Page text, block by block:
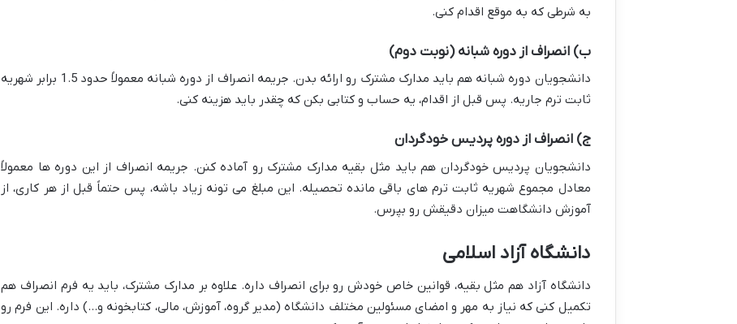
به شرطی که به موقع اقدام کنی.
ب) انصراف از دوره شبانه (نوبت دوم)
دانشجویان دوره شبانه هم باید مدارک مشترک رو ارائه بدن. جریمه انصراف از دوره شبانه معمولاً حدود 1.5 برابر شهریه
ثابت ترم جاریه. پس قبل از اقدام، یه حساب و کتابی بکن که چقدر باید هزینه کنی.
ج) انصراف از دوره پردیس خودگردان
دانشجویان پردیس خودگردان هم باید مثل بقیه مدارک مشترک رو آماده کنن. جریمه انصراف از این دوره ها معمولاً
معادل مجموع شهریه ثابت ترم های باقی مانده تحصیله. این مبلغ می تونه زیاد باشه، پس حتماً قبل از هر کاری، از
آموزش دانشگاهت میزان دقیقش رو بپرس.
دانشگاه آزاد اسلامی
دانشگاه آزاد هم مثل بقیه، قوانین خاص خودش رو برای انصراف داره. علاوه بر مدارک مشترک، باید یه فرم انصراف هم
تکمیل کنی که نیاز به مهر و امضای مسئولین مختلف دانشگاه (مدیر گروه، آموزش، مالی، کتابخونه و…) داره. این فرم رو